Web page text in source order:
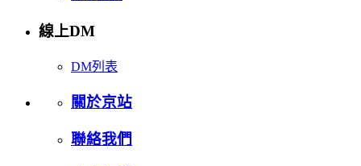
線上DM
DM列表
關於京站
聯絡我們